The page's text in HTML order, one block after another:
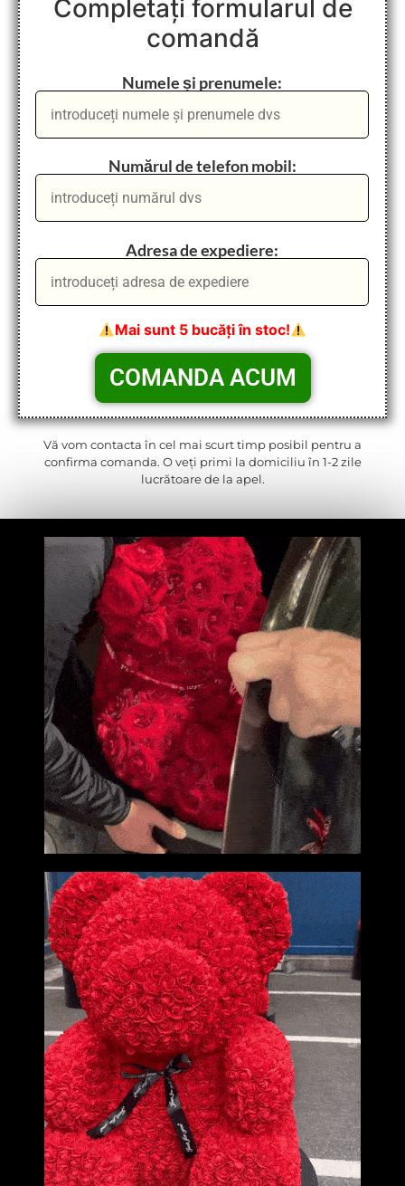
Completați formularul de
comandă
Numele și prenumele:
Numărul de telefon mobil:
Adresa de expediere:
Mai sunt 5 bucăți în stoc!
Vă vom contacta în cel mai scurt timp posibil pentru a
confirma comanda. O veți primi la domiciliu în 1-2 zile
lucrătoare de la apel.